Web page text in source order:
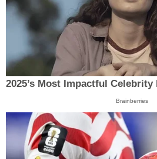
2025’s Most Impactful Celebrity
Brainberries